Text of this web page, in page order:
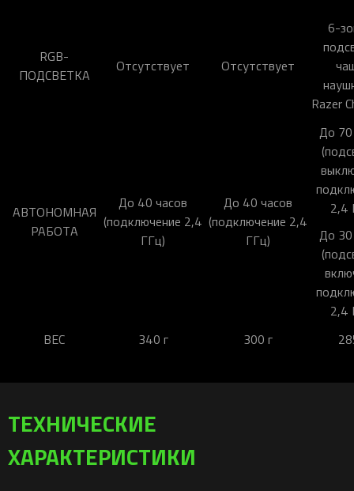
RGB-
ПОДСВЕТКА
Отсутствует Отсутствует
6-
Razer
АВТОНОМНАЯ
РАБОТА
До 40 часов
(подключение 2,4
ГГц)
До 40 часов
(подключение 2,4
ГГц)
До 70
2,4
До 30
2,4
ВЕС
340 г 300 г
ТЕХНИЧЕСКИЕ
ХАРАКТЕРИСТИКИ